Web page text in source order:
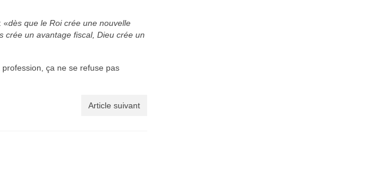
«dès que le Roi crée une nouvelle
crée un avantage fiscal, Dieu crée un
ça ne se refuse pas
Article suivant